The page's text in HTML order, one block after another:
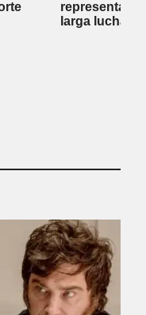
larga lucha